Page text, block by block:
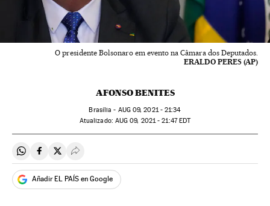
O presidente Bolsonaro em evento na Câmara dos Deputados.
ERALDO PERES (AP)
AFONSO BENITES
Brasília - AUG09, 2021 - 21:34
atualizado: AUG 09, 2021 - 21:47EDT
Compartir en Whatsapp
Compartir en Facebook
Compartir en Twitter
Desplegar Redes Sociales
Añadir EL PAÍS en Google